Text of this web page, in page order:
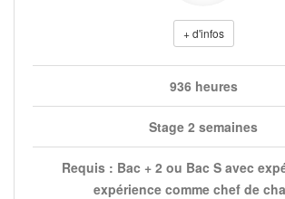
+ d'infos
936 heures
Stage 2 semaines
Requis : Bac + 2 ou Bac S avec
expérience comme chef de